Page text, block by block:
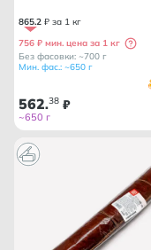
865.2 ₽ за 1 кг
756 ₽ мин. цена за 1 кг
Без фасовки: ~700 г
Мин. фас.: ~650 г
562.38 ₽
~650 г